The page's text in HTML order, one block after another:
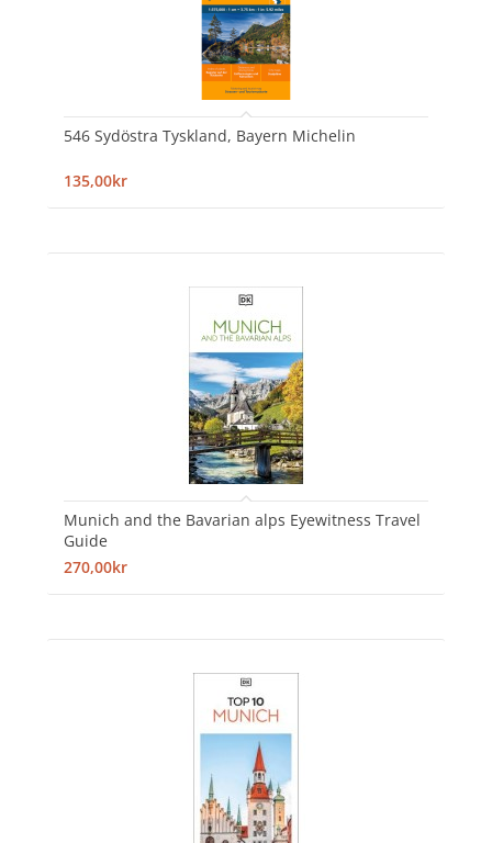
546 Sydöstra Tyskland, Bayern Michelin
135,00kr
Munich and the Bavarian alps Eyewitness Travel
Guide
270,00kr